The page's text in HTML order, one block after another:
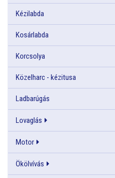
Kézilabda
Kosárlabda
Korcsolya
Közelharc - kézitusa
Ladbarúgás
Lovaglás
Motor
Ökölvívás